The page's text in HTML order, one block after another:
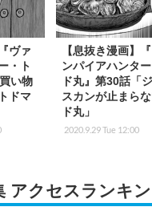
ヴァ
・ト
い物
ドマ
【息抜き漫画】
ンパイアハンタ
ド丸』第30話「
スカンが止まら
ド丸」
2020.9.29 Tue 12:00
アクセスランキ